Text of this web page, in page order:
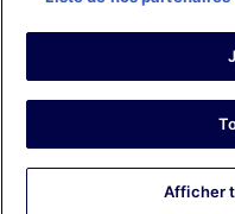
Electron, CartaSi, Carte
© 2026 Expedia, Inc., une
réservés. ebookers et le logo
commerciales ou des
Afficher